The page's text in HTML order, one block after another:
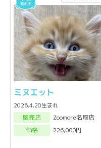
ミヌエット
2026.4.20生まれ
販売店
Zoomore名取店
価格
226,000円